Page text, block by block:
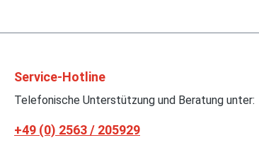
Service-Hotline
Telefonische Unterstützung und Beratung unter:
+49 (0) 2563 / 205929